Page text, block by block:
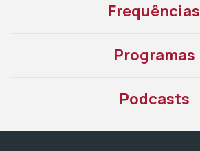
Frequências
Programas
Podcasts